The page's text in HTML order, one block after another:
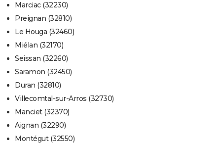
Marciac (32230)
Preignan (32810)
Le Houga (32460)
Miélan (32170)
Seissan (32260)
Saramon (32450)
Duran (32810)
Villecomtal-sur-Arros (32730)
Manciet (32370)
Aignan (32290)
Montégut (32550)